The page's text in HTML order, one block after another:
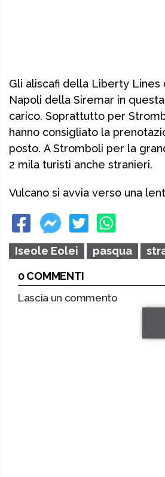
Gli aliscafi della Liberty Lines
Napoli della Siremar in
carico. Soprattutto per
hanno consigliato la
posto. A Stromboli per la
2 mila turisti anche stranieri.
Vulcano si avvia verso una
Iseole Eolei pasqua
0 COMMENTI
Lascia un commento